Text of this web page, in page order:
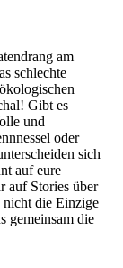
am
schlechte
Gibt es
und
oder
sich
auf eure
auf Stories über
nicht die Einzige
gemeinsam die